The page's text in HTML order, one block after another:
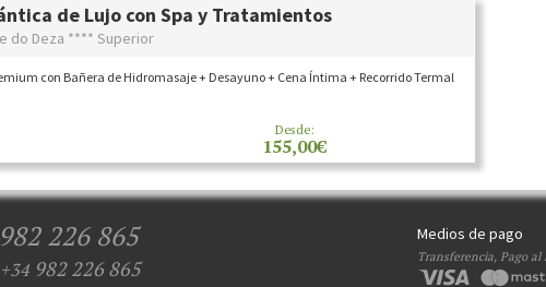
de Lujo con Spa y Tratamientos
do Deza **** Superior
con Bañera de Hidromasaje + Desayuno + Cena Íntima + Recorrido Termal
Desde:
155,00€
982 226 865
+34982 226 865
Medios de pago
Transferencia, Pago